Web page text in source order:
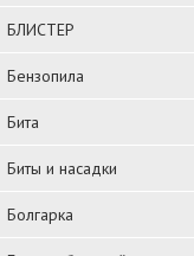
БЛИСТЕР
Бензопила
Бита
Биты и насадки
Болгарка